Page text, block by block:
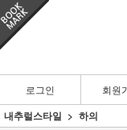
로그인 회원
내추럴스타일 하의